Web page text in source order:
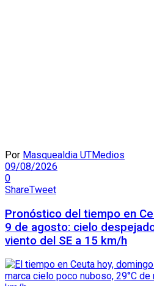
Por Masquealdia UTMedios
09/08/2026
0
ShareTweet
Pronóstico del tiempo en
9 de agosto: cielo
viento del SE a 15 km/h